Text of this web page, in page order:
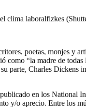
clima laboralfizkes
poetas, monjes y
“la madre de
parte, Charles Dickens
en los
y/o aprecio. Entre los